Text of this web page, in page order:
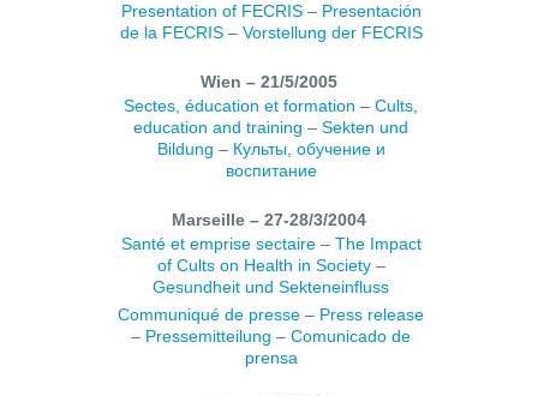
Presentation of FECRIS– Presentación
de la FECRIS– Vorstellung der FECRIS
Wien – 21/5/2005
Sectes, éducation et formation – Cults,
education and training – Sekten und
Bildung – Культы, обучение и
воспитание
Marseille – 27-28/3/2004
Santé et emprise sectaire– The Impact
of Cults on Health in Society–
Gesundheit und Sekteneinfluss
Communiqué de presse – Press release
– Pressemitteilung – Comunicado de
prensa